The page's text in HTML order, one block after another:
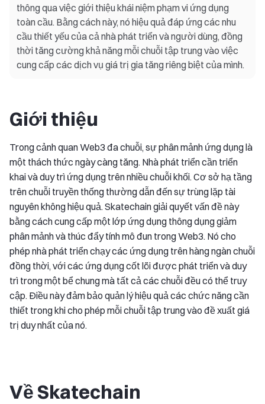
thông qua việc giới thiệu khái niệm phạm vi ứng dụng
toàn cầu. Bằng cách này, nó hiệu quả đáp ứng các nhu
cầu thiết yếu của cả nhà phát triển và người dùng, đồng
thời tăng cường khả năng mỗi chuỗi tập trung vào việc
cung cấp các dịch vụ giá trị gia tăng riêng biệt của mình.
Giới thiệu
Trong cảnh quan Web3 đa chuỗi, sự phân mảnh ứng dụng là
một thách thức ngày càng tăng. Nhà phát triển cần triển
khai và duy trì ứng dụng trên nhiều chuỗi khối. Cơ sở hạ tầng
trên chuỗi truyền thống thường dẫn đến sự trùng lặp tài
nguyên không hiệu quả. Skatechain giải quyết vấn đề này
bằng cách cung cấp một lớp ứng dụng thông dụng giảm
phân mảnh và thúc đẩy tính mô đun trong Web3. Nó cho
phép nhà phát triển chạy các ứng dụng trên hàng ngàn chuỗi
đồng thời, với các ứng dụng cốt lõi được phát triển và duy
trì trong một bể chung mà tất cả các chuỗi đều có thể truy
cập. Điều này đảm bảo quản lý hiệu quả các chức năng cần
thiết trong khi cho phép mỗi chuỗi tập trung vào đề xuất giá
trị duy nhất của nó.
Về Skatechain